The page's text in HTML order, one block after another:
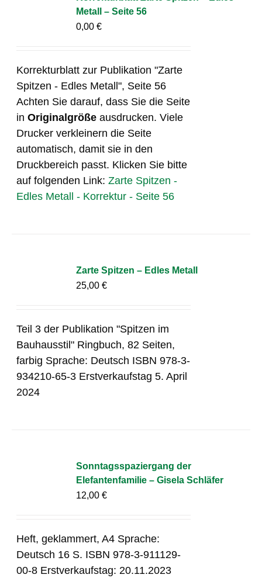
Metall – Seite 56
0,00€
Korrekturblatt zur Publikation "Zarte
Spitzen - Edles Metall", Seite 56
Achten Sie darauf, dass Sie die Seite
inOriginalgröße ausdrucken. Viele
Drucker verkleinern die Seite
automatisch, damit sie in den
Druckbereich passt. Klicken Sie bitte
auf folgenden Link:Zarte Spitzen -
Edles Metall - Korrektur - Seite 56
Zarte Spitzen – Edles Metall
25,00€
Teil 3 der Publikation "Spitzen im
Bauhausstil" Ringbuch, 82 Seiten,
farbig Sprache: Deutsch ISBN 978-3-
934210-65-3 Erstverkaufstag 5. April
2024
Sonntagsspaziergang der
Elefantenfamilie – Gisela Schläfer
12,00€
Heft, geklammert, A4 Sprache:
Deutsch 16 S. ISBN 978-3-911129-
00-8 Erstverkaufstag: 20.11.2023